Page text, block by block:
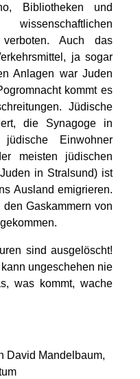
Bibliotheken und
Auch das
ja sogar
Anlagen war Juden
kommt es
Jüdische
die Synagoge in
Einwohner
meisten jüdischen
in Stralsund) ist
Ausland emigrieren.
Gaskammern von
sind ausgelöscht!
ungeschehen nie
was kommt, wache
David Mandelbaum,